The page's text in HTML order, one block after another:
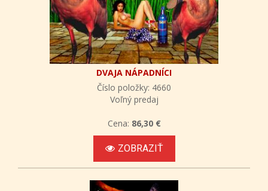
DVAJA NÁPADNÍCI
Číslo položky: 4660
Voľný predaj
Cena: 86,30 €
ZOBRAZIŤ